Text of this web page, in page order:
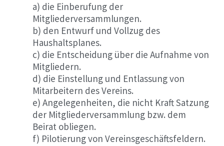
a) die Einberufung der
Mitgliederversammlungen.
b) den Entwurf und Vollzug des
Haushaltsplanes.
c) die Entscheidung über die Aufnahme von
Mitgliedern.
d) die Einstellung und Entlassung von
Mitarbeitern des Vereins.
e) Angelegenheiten, die nicht Kraft Satzung
der Mitgliederversammlung bzw. dem
Beirat obliegen.
f) Pilotierung von Vereinsgeschäftsfeldern.